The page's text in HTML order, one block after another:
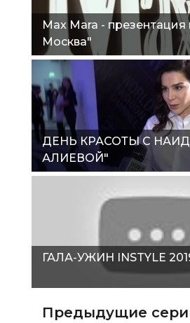
Max Mara -
Москва"
ДЕНЬ КРАСОТЫ С
АЛИЕВОЙ"
ГАЛА-УЖИН INSTYLE
Предыдущие